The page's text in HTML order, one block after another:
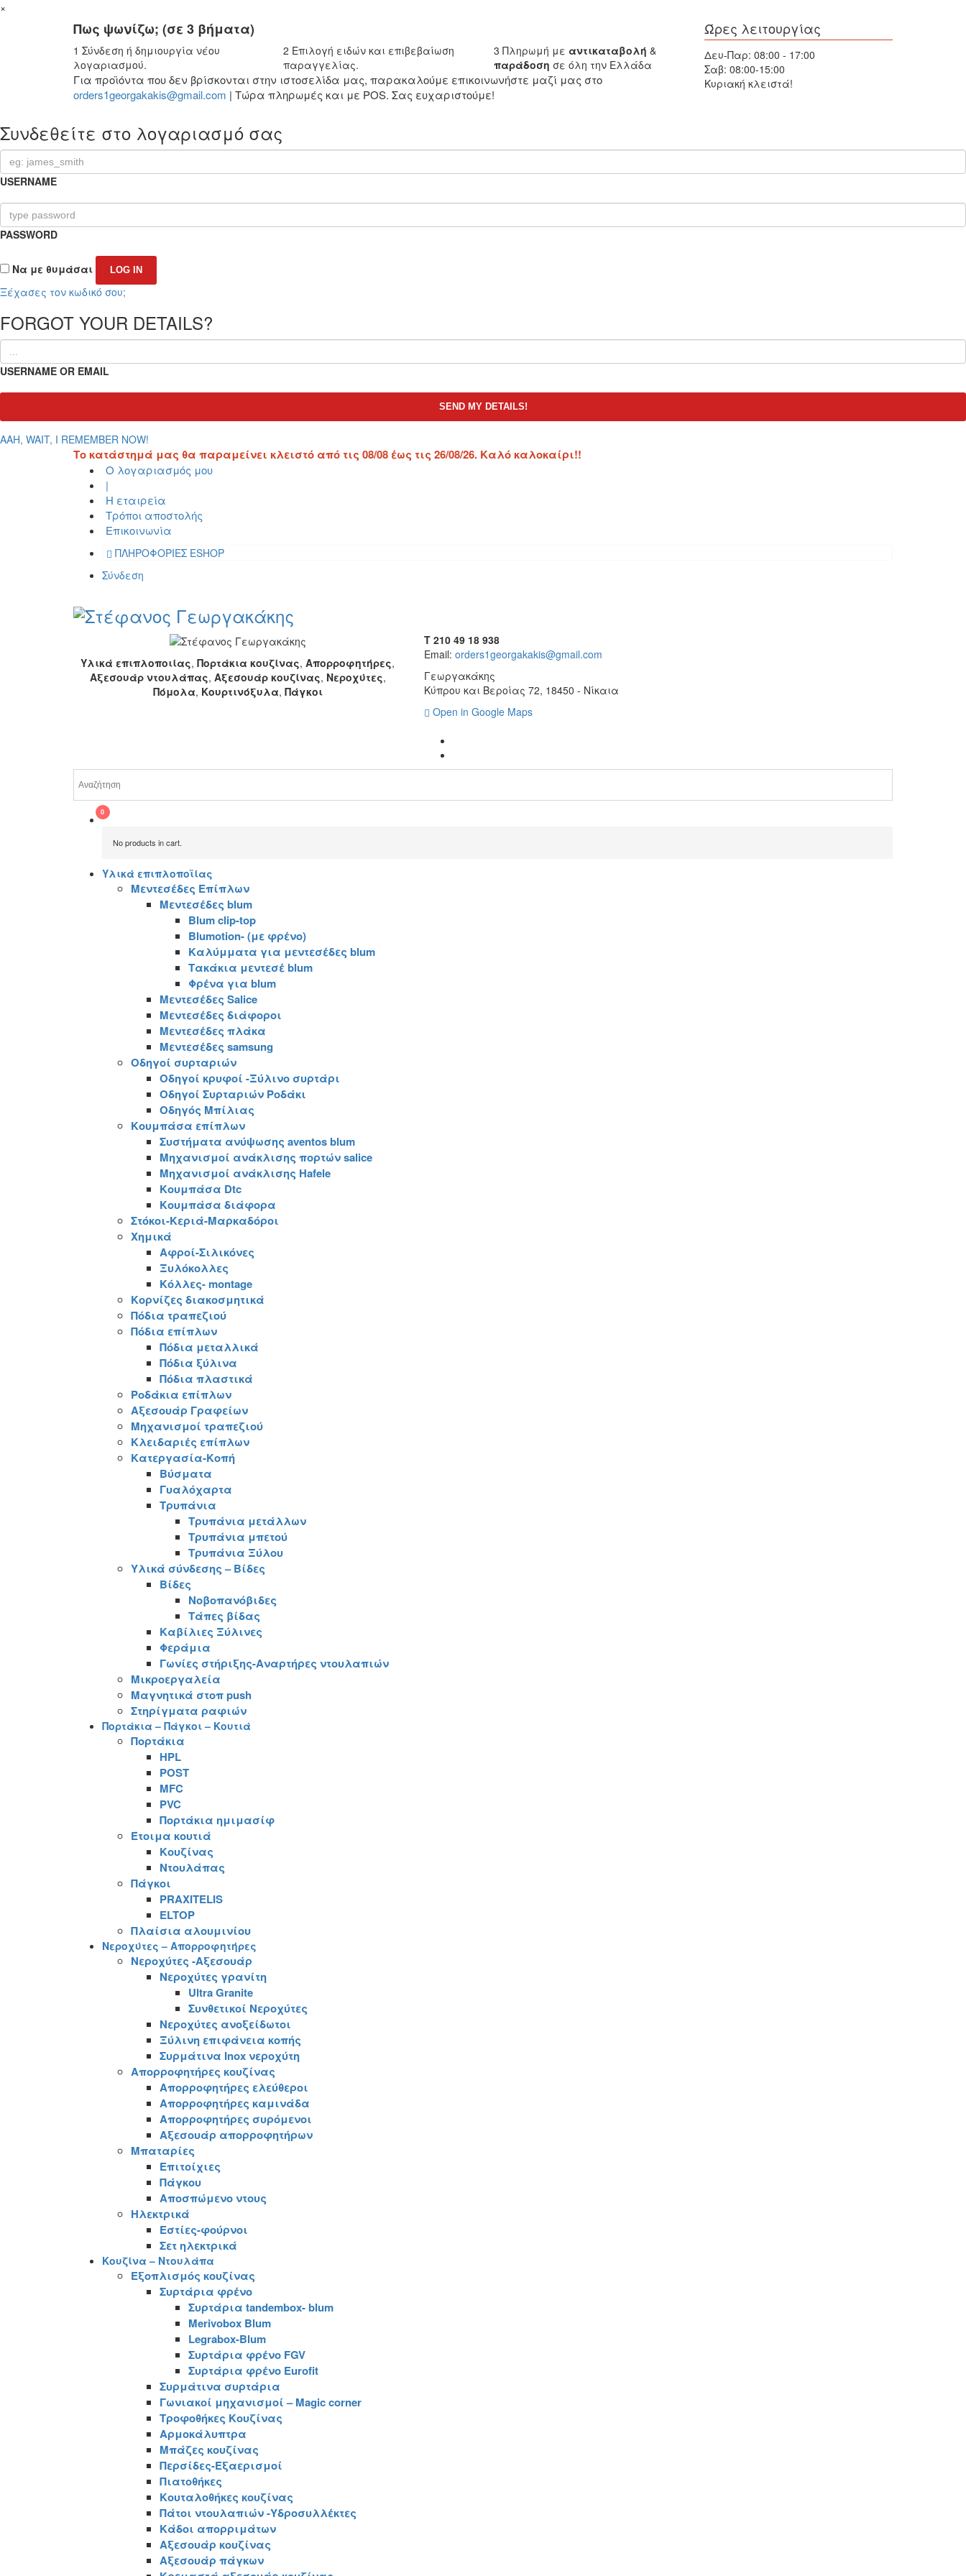
×
Πως ψωνίζω; (σε 3 βήματα)
1 Σύνδεση ή δημιουργία νέου
λογαριασμού.
2 Επιλογή ειδών και επιβεβαίωση
παραγγελίας.
3 Πληρωμή με αντικαταβολή &
παράδοση σε όλη την Ελλάδα
Για προϊόντα που δεν βρίσκονται στην ιστοσελίδα μας, παρακαλούμε επικοινωνήστε μαζί μας στο
orders1georgakakis@gmail.com | Τώρα πληρωμές και με POS. Σας ευχαριστούμε!
Ώρες λειτουργίας
Δευ-Παρ: 08:00 - 17:00
Σαβ: 08:00-15:00
Κυριακή κλειστά!
Συνδεθείτε στο λογαριασμό σας
USERNAME
PASSWORD
Να με θυμάσαι
Ξέχασες τον κωδικό σου;
FORGOT YOUR DETAILS?
USERNAME OR EMAIL
AAH, WAIT, I REMEMBER NOW!
Το κατάστημά μας θα παραμείνει κλειστό από τις 08/08 έως τις 26/08/26. Καλό καλοκαίρι!!
Ο λογαριασμός μου
|
Η εταιρεία
Τρόποι αποστολής
Επικοινωνία
ΠΛΗΡΟΦΟΡΙΕΣ ESHOP
Σύνδεση
Υλικά επιπλοποιίας,Πορτάκια κουζίνας,Απορροφητήρες,
Αξεσουάρ ντουλάπας, Αξεσουάρ κουζίνας, Νεροχύτες,
Πόμολα, Κουρτινόξυλα, Πάγκοι
T 210 49 18 938
Email: orders1georgakakis@gmail.com
Γεωργακάκης
Κύπρου και Βεροίας 72, 18450 - Νίκαια
Open in Google Maps
No products in cart.
Υλικά επιπλοποϊίας
Μεντεσέδες Επίπλων
Μεντεσέδες blum
Blum clip-top
Blumotion- (με φρένο)
Καλύμματα για μεντεσέδες blum
Τακάκια μεντεσέ blum
Φρένα για blum
Μεντεσέδες Salice
Μεντεσέδες διάφοροι
Μεντεσέδες πλάκα
Μεντεσέδες samsung
Οδηγοί συρταριών
Οδηγοί κρυφοί -Ξύλινο συρτάρι
Οδηγοί Συρταριών Ροδάκι
Οδηγός Μπίλιας
Κουμπάσα επίπλων
Συστήματα ανύψωσης aventos blum
Μηχανισμοί ανάκλισης πορτών salice
Μηχανισμοί ανάκλισης Hafele
Κουμπάσα Dtc
Κουμπάσα διάφορα
Στόκοι-Κεριά-Μαρκαδόροι
Χημικά
Αφροί-Σιλικόνες
Ξυλόκολλες
Κόλλες- montage
Κορνίζες διακοσμητικά
Πόδια τραπεζιού
Πόδια επίπλων
Πόδια μεταλλικά
Πόδια ξύλινα
Πόδια πλαστικά
Ροδάκια επίπλων
Αξεσουάρ Γραφείων
Μηχανισμοί τραπεζιού
Κλειδαριές επίπλων
Κατεργασία-Κοπή
Βύσματα
Γυαλόχαρτα
Τρυπάνια
Τρυπάνια μετάλλων
Τρυπάνια μπετού
Τρυπάνια Ξύλου
Υλικά σύνδεσης – Βίδες
Βίδες
Νοβοπανόβιδες
Τάπες βίδας
Καβίλιες Ξύλινες
Φεράμια
Γωνίες στήριξης-Αναρτήρες ντουλαπιών
Μικροεργαλεία
Μαγνητικά στοπ push
Στηρίγματα ραφιών
Πορτάκια – Πάγκοι – Κουτιά
Πορτάκια
HPL
POST
MFC
PVC
Πορτάκια ημιμασίφ
Έτοιμα κουτιά
Κουζίνας
Ντουλάπας
Πάγκοι
PRAXITELIS
ELTOP
Πλαίσια αλουμινίου
Νεροχύτες – Απορροφητήρες
Νεροχύτες -Αξεσουάρ
Νεροχύτες γρανίτη
Ultra Granite
Συνθετικοί Νεροχύτες
Νεροχύτες ανοξείδωτοι
Ξύλινη επιφάνεια κοπής
Συρμάτινα Inox νεροχύτη
Απορροφητήρες κουζίνας
Απορροφητήρες ελεύθεροι
Απορροφητήρες καμινάδα
Απορροφητήρες συρόμενοι
Αξεσουάρ απορροφητήρων
Μπαταρίες
Επιτοίχιες
Πάγκου
Αποσπώμενο ντους
Ηλεκτρικά
Εστίες-φούρνοι
Σετ ηλεκτρικά
Κουζίνα – Ντουλάπα
Εξοπλισμός κουζίνας
Συρτάρια φρένο
Συρτάρια tandembox- blum
Merivobox Blum
Legrabox-Blum
Συρτάρια φρένο FGV
Συρτάρια φρένο Eurofit
Συρμάτινα συρτάρια
Γωνιακοί μηχανισμοί – Magic corner
Τροφοθήκες Κουζίνας
Αρμοκάλυπτρα
Μπάζες κουζίνας
Περσίδες-Εξαερισμοί
Πιατοθήκες
Κουταλοθήκες κουζίνας
Πάτοι ντουλαπιών -Υδροσυλλέκτες
Κάδοι απορριμάτων
Αξεσουάρ κουζίνας
Αξεσουάρ πάγκων